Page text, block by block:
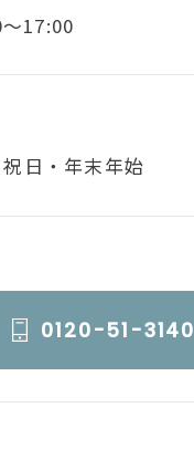
17:00
日・年末年始
0120-51-3140